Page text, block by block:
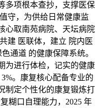
多项根本查抄，支撑医保
守，为供给日常健康监
心取南苑病院、天坛病院
建 医联体，建立 院内医
通道 的健康保障系统。
为进行体检，记实的健康
。康复核心配备专业的
制定个性化的康复锻炼打
糊口自理能力，2025 年